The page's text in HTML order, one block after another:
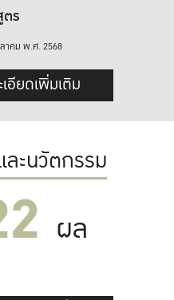
ร
คม พ.ศ. 2568
อียดเพิ่มเติม
ละนวัตกรรม
ผล